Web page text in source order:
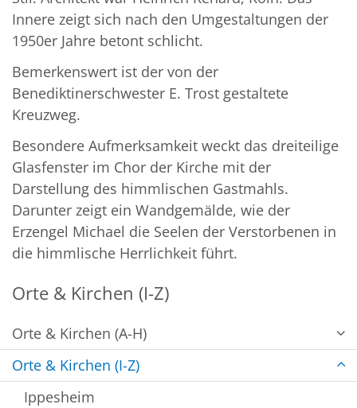
Innere zeigt sich nach den Umgestaltungen der
1950er Jahre betont schlicht.
Bemerkenswert ist der von der
Benediktinerschwester E. Trost gestaltete
Kreuzweg.
Besondere Aufmerksamkeit weckt das dreiteilige
Glasfenster im Chor der Kirche mit der
Darstellung des himmlischen Gastmahls.
Darunter zeigt ein Wandgemälde, wie der
Erzengel Michael die Seelen der Verstorbenen in
die himmlische Herrlichkeit führt.
Orte & Kirchen (I-Z)
Orte & Kirchen (A-H)
Orte & Kirchen (I-Z)
Ippesheim